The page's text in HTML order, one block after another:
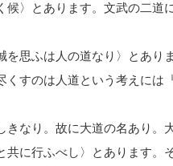
〉とあります。文武の二道
思ふは人の道なり〉とあり
くすのは人道という考えには
なり。故に大道の名あり。
に行ふべし〉とあります。